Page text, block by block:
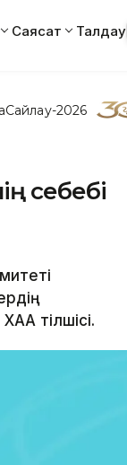
Саясат Талдау
Сайлау-2026
себебі
тілшісі.